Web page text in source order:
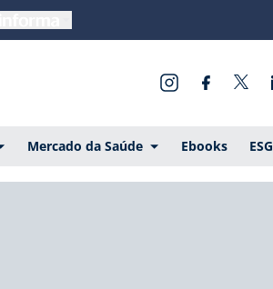
Mercado da Saúde Ebooks ESG